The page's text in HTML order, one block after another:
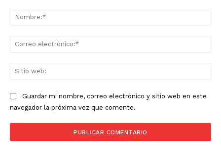
Guardar mi nombre, correo electrónico y sitio web en este
navegador la próxima vez que comente.